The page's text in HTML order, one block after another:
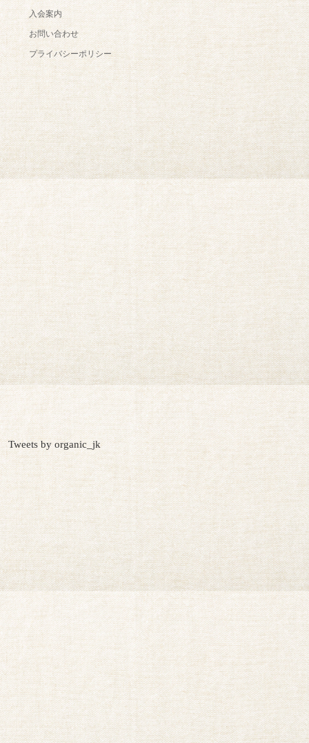
入会案内
お問い合わせ
プライバシーポリシー
Tweets by organic_jk